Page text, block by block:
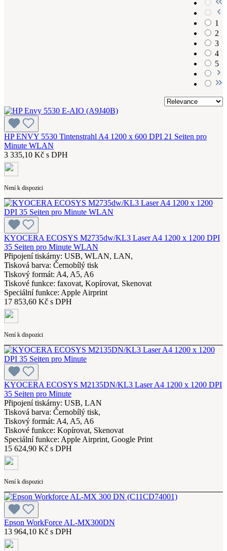
1
2
3
4
5
HP ENVY 5530 Tintenstrahl A4 1200 x 600 DPI 21 Seiten pro
Minute WLAN
3 335,10 Kč s DPH
Není k dispozici
KYOCERA ECOSYS M2735dw/KL3 Laser A4 1200 x 1200 DPI
35 Seiten pro Minute WLAN
Připojení tiskárny: USB, WLAN, LAN,
Tisková barva: Černobílý tisk
Tiskový formát: A4, A5, A6
Tiskové funkce: faxovat, Kopírovat, Skenovat
Speciální funkce: Apple Airprint
17 853,60 Kč s DPH
Není k dispozici
KYOCERA ECOSYS M2135DN/KL3 Laser A4 1200 x 1200 DPI
35 Seiten pro Minute
Připojení tiskárny: USB, LAN
Tisková barva: Černobílý tisk,
Tiskový formát: A4, A5, A6
Tiskové funkce: Kopírovat, Skenovat
Speciální funkce: Apple Airprint, Google Print
15 624,90 Kč s DPH
Není k dispozici
Epson WorkForce AL-MX300DN
13 964,10 Kč s DPH